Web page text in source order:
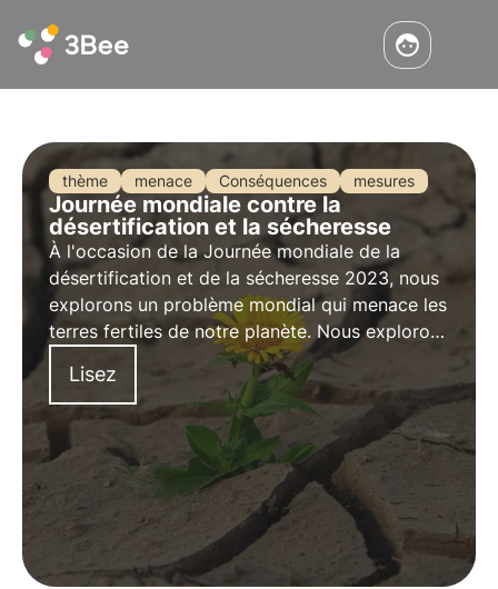
thème menace Conséquences mesures
Journée mondiale contre la
désertification et la sécheresse
À l'occasion de laJournée mondiale de la
désertification et de la sécheresse 2023, nous
explorons un problème mondial qui menace les
terres fertiles de notre planète. Nous explorons
les causes et les impacts de ce phénomène, les
mesures prises pour le combattre et comment
3Bee s'engage concrètement
Lisez